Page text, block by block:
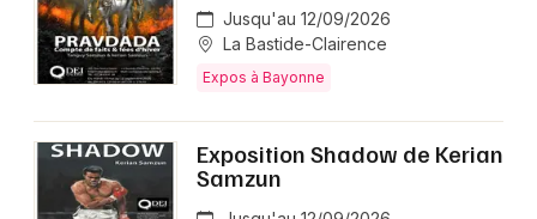
Jusqu'au 12/09/2026
La Bastide-Clairence
Expos à Bayonne
Exposition Shadow de Kerian
Samzun